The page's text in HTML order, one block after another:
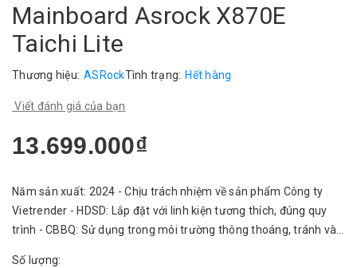
Mainboard Asrock X870E
Taichi Lite
Thương hiệu: ASRockTình trạng: Hết hàng
Viết đánh giá của bạn
13.699.000₫
Năm sản xuất: 2024 - Chịu trách nhiệm về sản phẩm Công ty
Vietrender - HDSD: Lắp đặt với linh kiện tương thích, đúng quy
trình - CBBQ: Sử dụng trong môi trường thông thoáng, tránh vào
Số lượng: